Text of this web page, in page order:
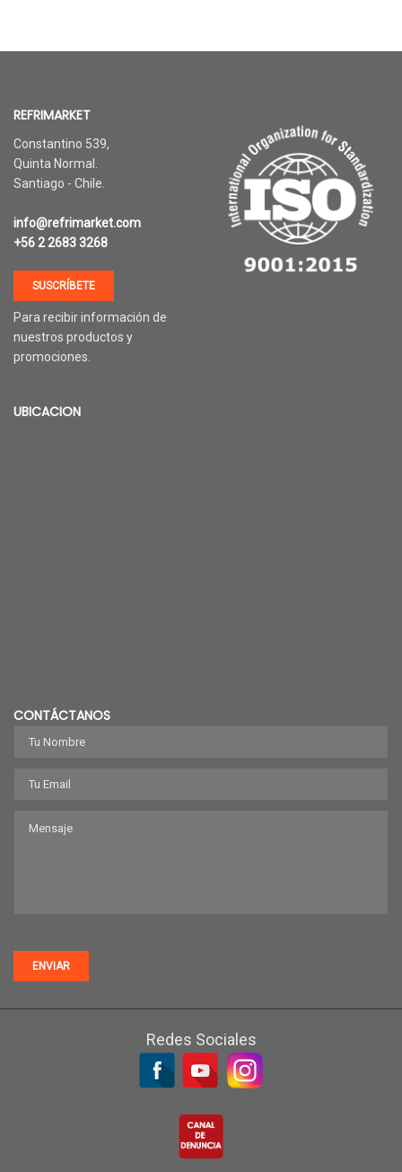
REFRIMARKET
Constantino 539,
Quinta Normal.
Santiago - Chile.
info@refrimarket.com
+56 2 2683 3268
SUSCRÍBETE
Para recibir información de
nuestros productos y
promociones.
UBICACION
CONTÁCTANOS
ENVIAR
Redes Sociales